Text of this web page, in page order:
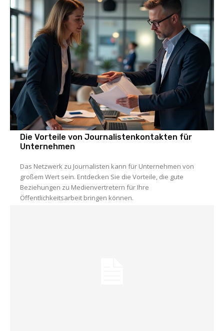
Die Vorteile von Journalistenkontakten für
Unternehmen
Das Netzwerk zu Journalisten kann für Unternehmen von
großem Wert sein. Entdecken Sie die Vorteile, die gute
Beziehungen zu Medienvertretern für Ihre
Öffentlichkeitsarbeit bringen können.